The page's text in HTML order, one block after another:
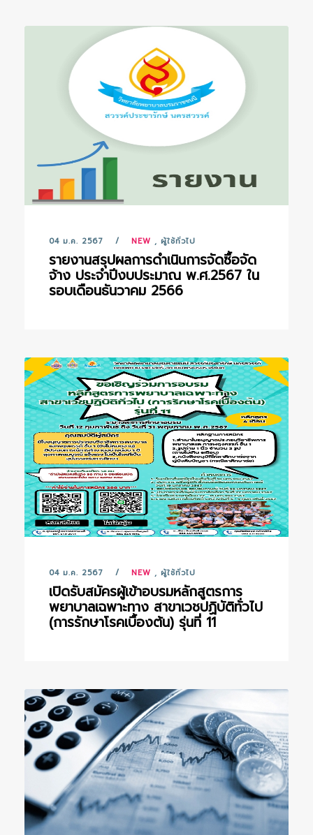
04 ม.ค. 2567 NEW , ผู้ใช้ทั่วไป
รายงานสรุปผลการดำเนินการจัดซื้อจัด
จ้าง ประจำปีงบประมาณ พ.ศ.2567 ใน
รอบเดือนธันวาคม 2566
04 ม.ค. 2567 NEW , ผู้ใช้ทั่วไป
เปิดรับสมัครผู้เข้าอบรมหลักสูตรการ
พยาบาลเฉพาะทาง สาขาเวชปฏิบัติทั่วไป
(การรักษาโรคเบื้องต้น) รุ่นที่ 11